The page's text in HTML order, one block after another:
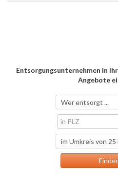
Entsorgungsunternehmen in
Angebote